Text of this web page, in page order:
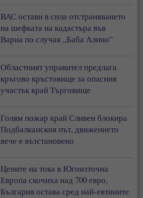
ВАС остави в сила отстраняването
на шефката на кадастъра във
Варна по случая „Баба Алино“
Областният управител предлага
кръгово кръстовище за опасния
участък край Търговище
Голям пожар край Сливен блокира
Подбалканския път, движението
вече е възстановено
Цените на тока в Югоизточна
Европа скочиха над 700 евро,
България остава сред най-евтините